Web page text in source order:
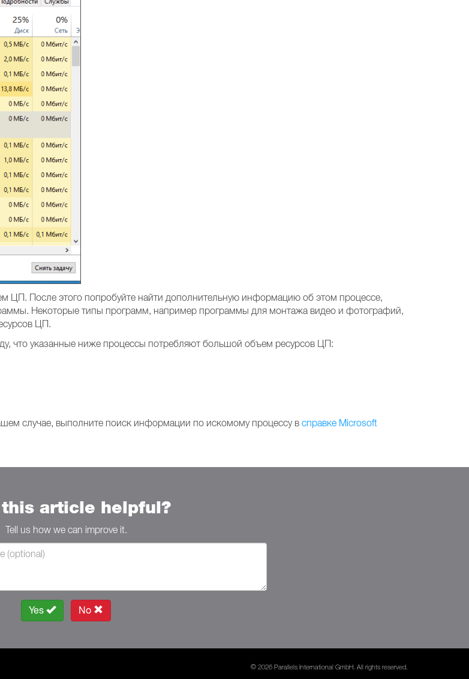
ЦП. После этого попробуйте найти дополнительную информацию об этом процессе,
Некоторые типы программ, например программы для монтажа видео и фотографий,
ЦП.
что указанные ниже процессы потребляют большой объем ресурсов ЦП:
случае, выполните поиск информации по искомому процессу в справке Microsoft
this article helpful?
Tell us how we can improve it.
Yes No
© 2026 Parallels International GmbH. All rights reserved.